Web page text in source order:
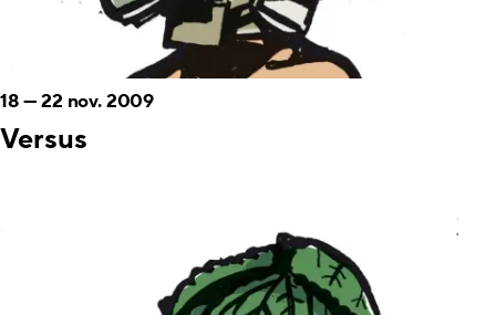
Versus
18—22 nov. 2009